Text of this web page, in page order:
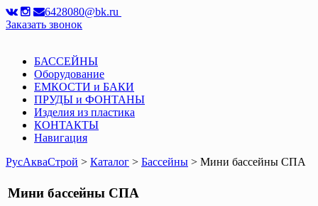
6428080@bk.ru
Заказать звонок
БАССЕЙНЫ
Оборудование
ЕМКОСТИ и БАКИ
ПРУДЫ и ФОНТАНЫ
Изделия из пластика
КОНТАКТЫ
Навигация
РусАкваСтрой > Каталог > Бассейны > Мини бассейны СПА
Мини бассейны СПА